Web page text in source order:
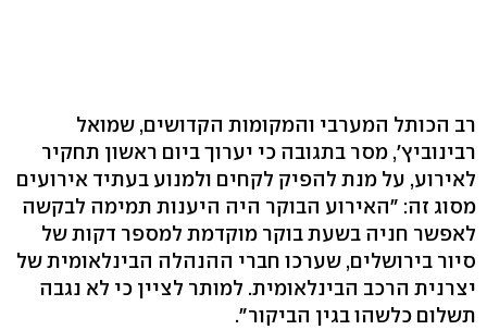
רב הכותל המערבי והמקומות הקדושים, שמואל
רבינוביץ', מסר בתגובה כי יערוך ביום ראשון תחקיר
לאירוע, על מנת להפיק לקחים ולמנוע בעתיד אירועים
מסוג זה: "האירוע הבוקר היה היענות תמימה לבקשה
לאפשר חניה בשעת בוקר מוקדמת למספר דקות של
סיור בירושלים, שערכו חברי ההנהלה הבינלאומית של
יצרנית הרכב הבינלאומית. למותר לציין כי לא נגבה
תשלום כלשהו בגין הביקור".